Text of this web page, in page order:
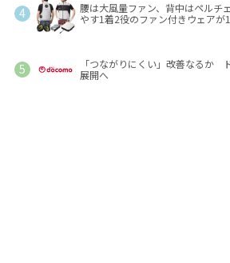
腰は大風量ファン、背中はペルチ
やす1着2役のファン付きウェアが
「つながりにくい」改善なるか
展開へ